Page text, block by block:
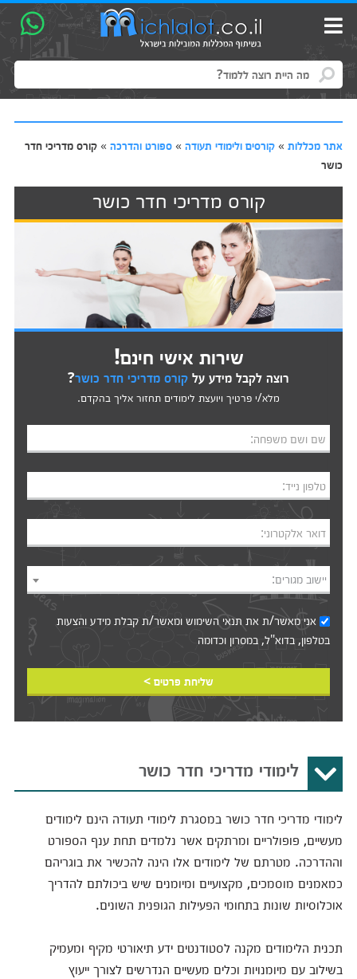
אתר מכללות» קורסים ולימודי תעודה» ספורט והדרכה» קורס מדריכי חדר
כושר
קורס מדריכי חדר כושר
שירות אישי חינם!
רוצה לקבל מידע על קורס מדריכי חדר כושר?
מלא/י פרטיך ויועצת לימודים תחזור אליך בהקדם.
שם ושם משפחה:
טלפון נייד:
דואר אלקטרוני:
יישוב מגורים:
אני מאשר/ת אתתנאי השימושומאשר/ת קבלת מידע והצעות
בטלפון, בדוא"ל, במסרון וכדומה‎‎
שליחת פרטים >
לימודי מדריכי חדר כושר
לימודי מדריכי חדר כושר במסגרת לימודי תעודה הינם לימודים
מעשיים, פופולריים ומרתקים אשר נלמדים תחת ענף הספורט
וההדרכה. מטרתם של לימודים אלו הינה להכשיר את בוגריהם
כמאמנים מוסמכים, מקצועיים ומיומנים שיש ביכולתם להדריך
אוכלוסיות שונות בתחומי הפעילות הגופנית השונים.
תכנית הלימודים מקנה לסטודנטים ידע תיאורטי מקיף ומעמיק
בשילוב עם מיומנויות וכלים מעשיים הנדרשים לצורך ייעוץ